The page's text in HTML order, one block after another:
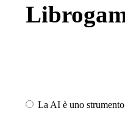
La AI è uno